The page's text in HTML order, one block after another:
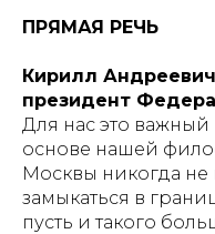
ПРЯМАЯ РЕЧЬ
Кирилл
президент
Для нас это
основе нашей
Москвы никогда не
замыкаться в
пусть и такого